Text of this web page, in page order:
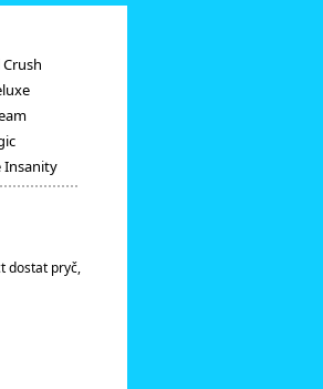
Insanity
dostat pryč,